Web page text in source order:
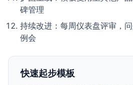
碑管理
持续改进：每周仪表盘评审，
例会
快速起步模板